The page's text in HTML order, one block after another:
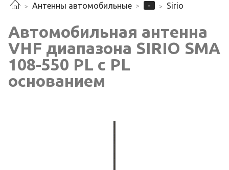
Антенны автомобильные - Sirio
Автомобильная антенна
VHF диапазона SIRIO SMA
108-550 PL с PL
основанием